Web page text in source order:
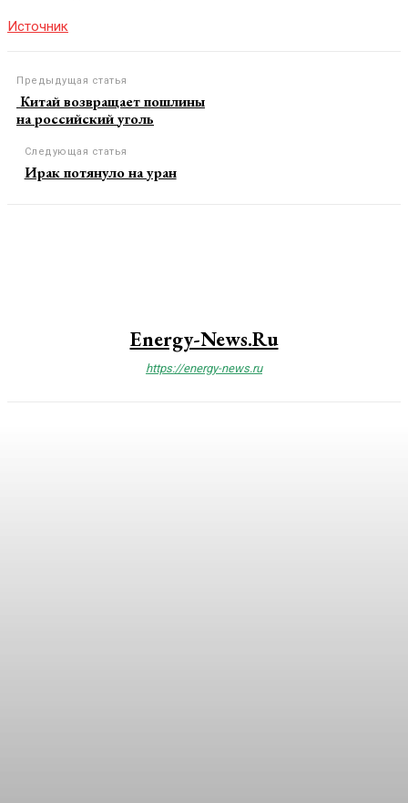
Источник
Предыдущая статья
Китай возвращает пошлины
на российский уголь
Следующая статья
Ирак потянуло на уран
Energy-News.ru
https://energy-news.ru